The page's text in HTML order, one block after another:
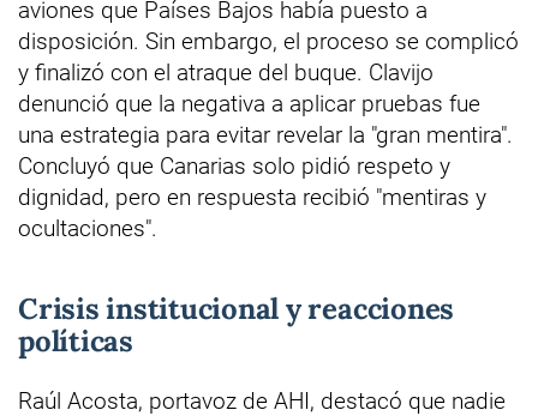
aviones que Países Bajos había puesto a
disposición. Sin embargo, el proceso se complicó
y finalizó con el atraque del buque. Clavijo
denunció que la negativa a aplicar pruebas fue
una estrategia para evitar revelar la "gran mentira".
Concluyó que Canarias solo pidió respeto y
dignidad, pero en respuesta recibió "mentiras y
ocultaciones".
Crisis institucional y reacciones
políticas
Raúl Acosta, portavoz de AHI, destacó que nadie